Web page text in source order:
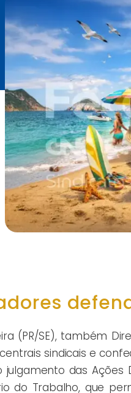
(PR/SE), também
sindicais e
das Ações
do Trabalho, que